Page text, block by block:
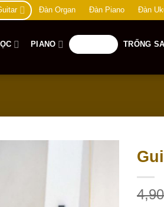
Đàn Organ Đàn Piano Đàn
PIANO TRỐNG